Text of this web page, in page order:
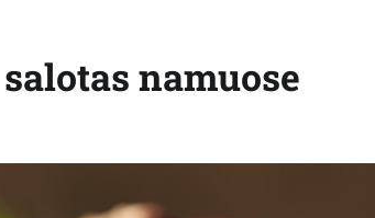
namuose